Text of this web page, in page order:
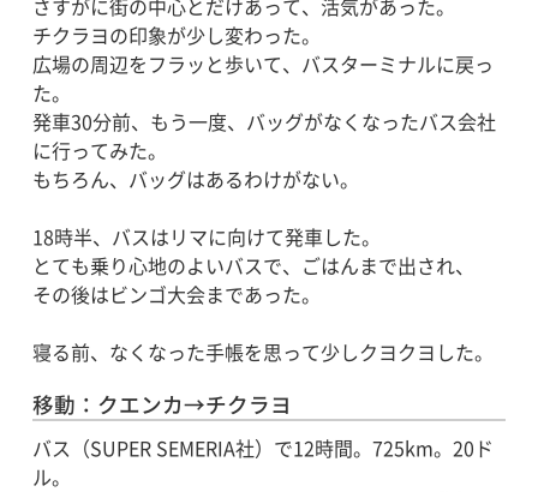
さすがに街の中心とだけあって、活気があった。
チクラヨの印象が少し変わった。
広場の周辺をフラッと歩いて、バスターミナルに戻っ
た。
発車30分前、もう一度、バッグがなくなったバス会社
に行ってみた。
もちろん、バッグはあるわけがない。
18時半、バスはリマに向けて発車した。
とても乗り心地のよいバスで、ごはんまで出され、
その後はビンゴ大会まであった。
寝る前、なくなった手帳を思って少しクヨクヨした。
移動：クエンカ→チクラヨ
バス（SUPER SEMERIA社）で12時間。725km。20ド
ル。